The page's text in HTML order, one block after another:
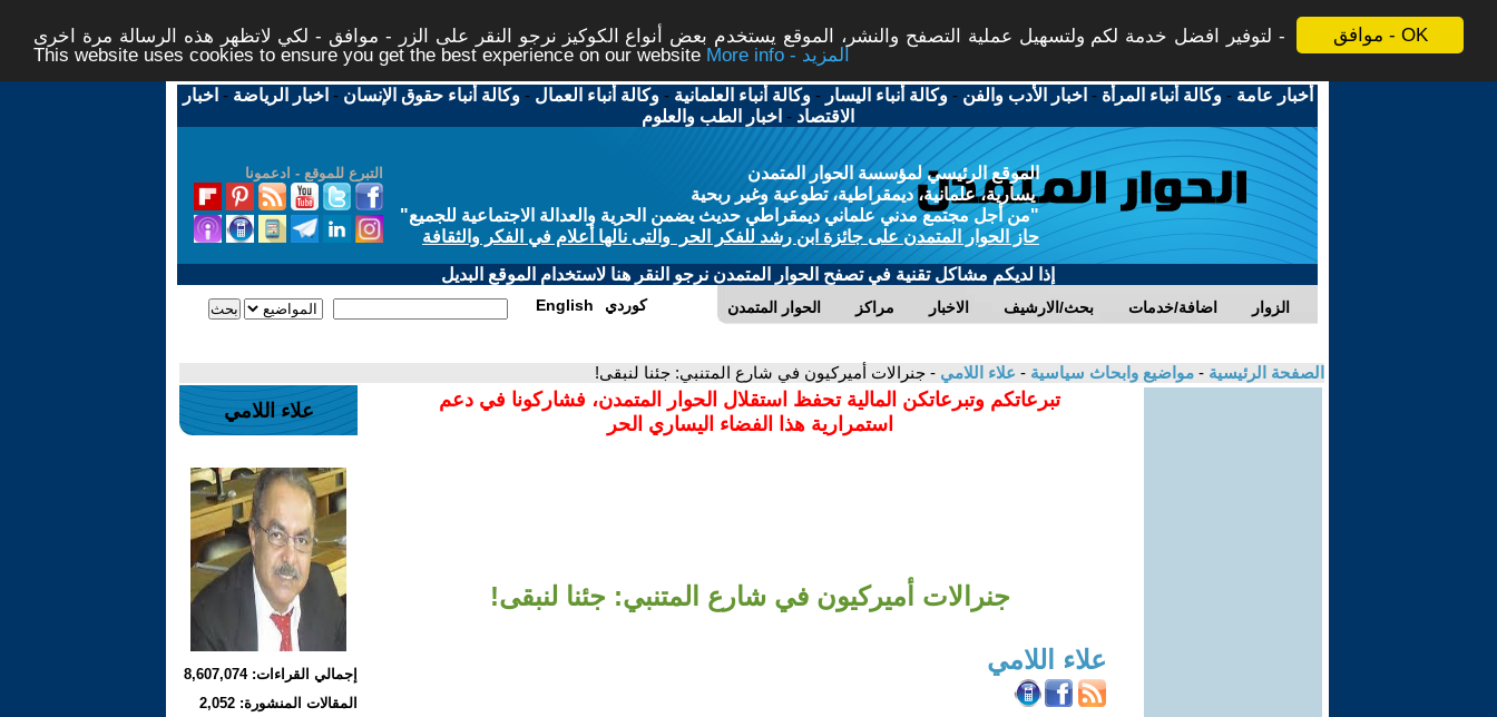
موافق - OK
لتوفير افضل خدمة لكم ولتسهيل عملية التصفح والنشر، الموقع يستخدم بعض أنواع الكوكيز نرجو النقر على الزر - موافق - لكي لاتظهر هذه الرسالة مرة اخرى -
This website uses cookies to ensure you get the best experience on our website
More info - المزيد
أخبار عامة -وكالة أنباء المرأة - اخبار الأدب والفن -وكالة أنباء اليسار -وكالة أنباء العلمانية -وكالة أنباء العمال -وكالة أنباء حقوق الإنسان - اخبار الرياضة - اخبار
الاقتصاد - اخبار الطب والعلوم
التبرع للموقع - ادعمونا
الموقع الرئيسي لمؤسسة الحوار المتمدن
يسارية، علمانية، ديمقراطية، تطوعية وغير ربحية
"من أجل مجتمع مدني علماني ديمقراطي حديث يضمن الحرية والعدالة الاجتماعية للجميع"
حاز الحوار المتمدن على جائزة ابن رشد للفكر الحر والتى نالها أعلام في الفكر والثقافة
إذا لديكم مشاكل تقنية في تصفح الحوار المتمدن نرجو النقر هنا لاستخدام الموقع البديل
الحوار المتمدن مراكز الاخبار بحث/الارشيف اضافة/خدمات الزوار English كوردي
الصفحة الرئيسية - مواضيع وابحاث سياسية - علاء اللامي - جنرالات أميركيون في شارع المتنبي: جئنا لنبقى!
تبرعاتكم وتبرعاتكن المالية تحفظ استقلال الحوار المتمدن، فشاركونا في دعم
استمرارية هذا الفضاء اليساري الحر
جنرالات أميركيون في شارع المتنبي: جئنا لنبقى!
علاء اللامي
علاء اللامي
إجمالي القراءات: 8,607,074
المقالات المنشورة: 2,052